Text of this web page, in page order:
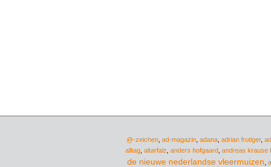
@-zeichen, ad-magazin, adana, adrian frutiger,
alltag, altarfalz anders hofgaard, andreas krause
de nieuwe nederlandse vleermuizen